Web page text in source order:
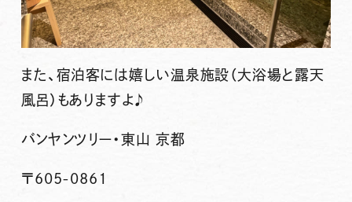
また、宿泊客には嬉しい温泉施設（大浴場と露天
風呂）もありますよ♪
バンヤンツリー・東山 京都
〒605-0861